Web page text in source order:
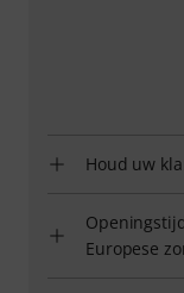
Houd uw
Europese